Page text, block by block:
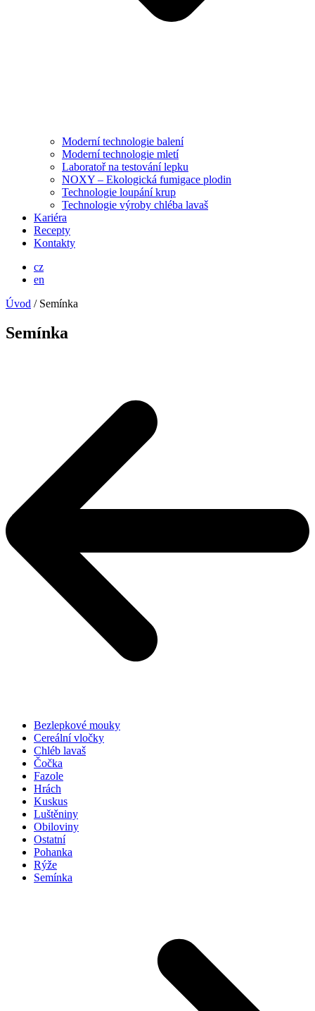
Moderní technologie balení
Moderní technologie mletí
Laboratoř na testování lepku
NOXY – Ekologická fumigace plodin
Technologie loupání krup
Technologie výroby chléba lavaš
Kariéra
Recepty
Kontakty
cz
en
Úvod / Semínka
Semínka
Bezlepkové mouky
Cereální vločky
Chléb lavaš
Čočka
Fazole
Hrách
Kuskus
Luštěniny
Obiloviny
Ostatní
Pohanka
Rýže
Semínka